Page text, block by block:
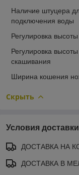
Наличие штуцера
подключения воды
Регулировка высоты
Регулировка высоты
скашивания
Ширина кошения
Скрыть
Условия доставки
ДОСТАВКА НА
ДОСТАВКА В